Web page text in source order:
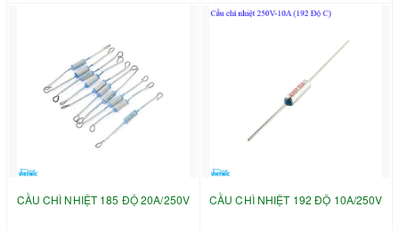
CẦU CHÌ NHIỆT 185 ĐỘ 20A/250V CẦU CHÌ NHIỆT 192 ĐỘ 10A/250V